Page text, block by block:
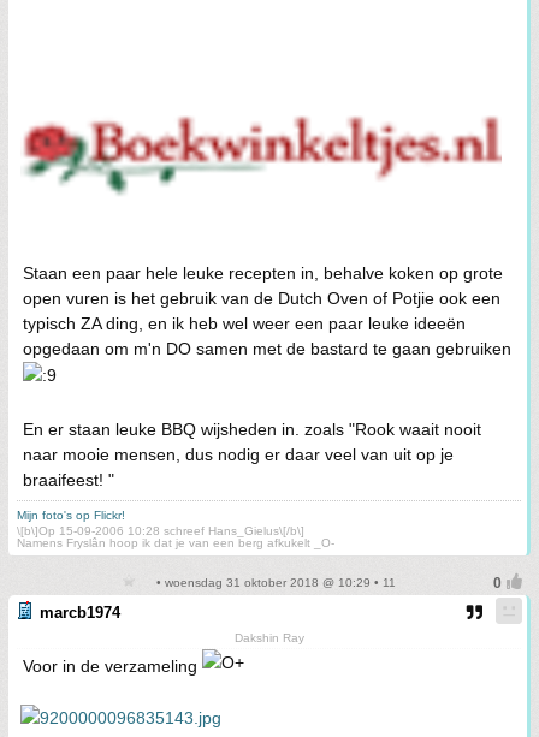
Staan een paar hele leuke recepten in, behalve koken op grote
open vuren is het gebruik van de Dutch Oven of Potjie ook een
typisch ZA ding, en ik heb wel weer een paar leuke ideeën
opgedaan om m'n DO samen met de bastard te gaan gebruiken
En er staan leuke BBQ wijsheden in. zoals "Rook waait nooit
naar mooie mensen, dus nodig er daar veel van uit op je
braaifeest! "
Mijn foto's op Flickr!
\[b\]Op 15-09-2006 10:28 schreef Hans_Gielus\[/b\]
Namens Fryslân hoop ik dat je van een berg afkukelt _O-
• woensdag 31 oktober 2018 @ 10:29 • 11
marcb1974
Dakshin Ray
Voor in de verzameling